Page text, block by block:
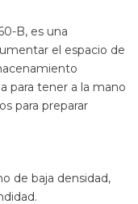
B, es una
el espacio de
para tener a la mano
para preparar
de baja densidad,